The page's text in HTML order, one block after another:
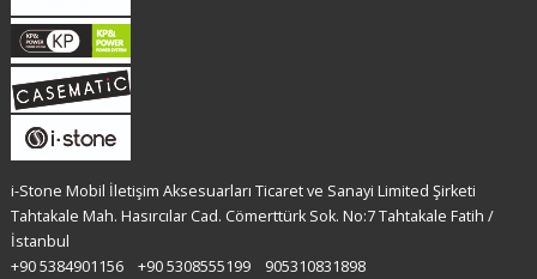
i-Stone Mobil İletişim Aksesuarları Ticaret ve Sanayi Limited Şirketi
Tahtakale Mah. Hasırcılar Cad. Cömerttürk Sok. No:7 Tahtakale Fatih /
İstanbul
+90 5384901156
+90 5308555199 905310831898